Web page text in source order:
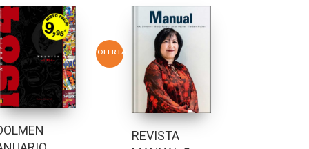
OFERTA
REVISTA